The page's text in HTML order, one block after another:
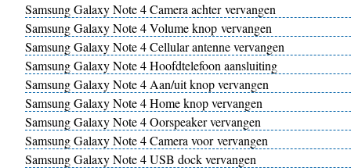
Samsung Galaxy Note 4 Camera achter vervangen
Samsung Galaxy Note 4 Volume knop vervangen
Samsung Galaxy Note 4 Cellular antenne vervangen
Samsung Galaxy Note 4 Hoofdtelefoon aansluiting
Samsung Galaxy Note 4 Aan/uit knop vervangen
Samsung Galaxy Note 4 Home knop vervangen
Samsung Galaxy Note 4 Oorspeaker vervangen
Samsung Galaxy Note 4 Camera voor vervangen
Samsung Galaxy Note 4 USB dock vervangen